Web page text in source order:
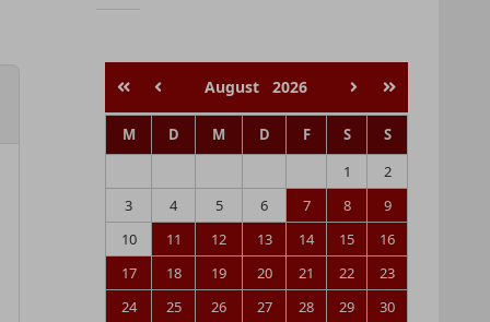
August 2026
M D M D F S
S
1
2
3
4 5 6 7 8
9
10
11 12 13 14 15
16
17
18 19 20 21 22
23
24
25 26 27 28 29
30